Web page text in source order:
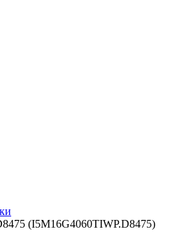
(I5M16G4060TIWP.D8475)